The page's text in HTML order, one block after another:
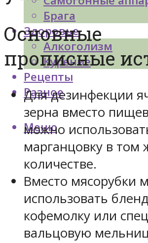
Брага
Здоровье
Алкоголизм
Курение
Рецепты
Разное
Меню
Основные
прописные
Для дезинфекции
зерна вместо
можно
марганцовку в том
количестве.
Вместо мясорубки
использовать
кофемолку или
вальцовую